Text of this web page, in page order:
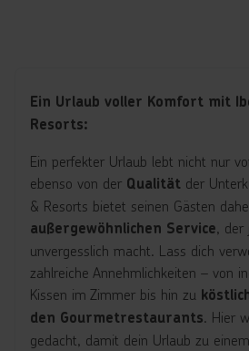
Ein Urlaub voller Komfort mit
Resorts:
Ein perfekter Urlaub lebt nicht nur
ebenso von der Qualität der
& Resorts bietet seinen Gästen
außergewöhnlichen Service, der
unvergesslich macht. Lass dich
zahlreiche Annehmlichkeiten – von
Kissen im Zimmer bis hin zu
den Gourmetrestaurants. Hier
gedacht, damit dein Urlaub zu